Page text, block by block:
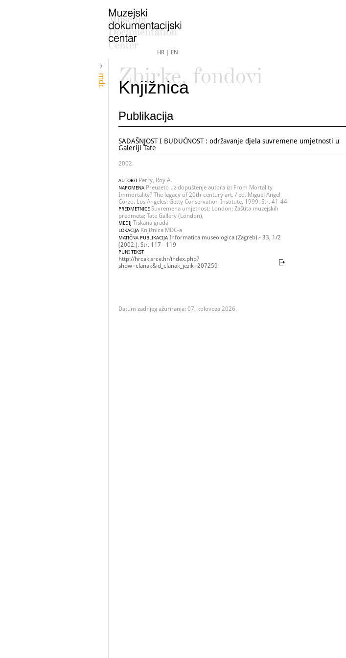
HR| EN
mdc
Zbirke, fondovi
Knjižnica
Publikacija
SADAŠNJOST I BUDUĆNOST : održavanje djela suvremene umjetnosti u
Galeriji Tate
2002.
AUTOR/I Perry, Roy A.
NAPOMENA Preuzeto uz dopuštenje autora iz: From Mortality
Immortality? The legacy of 20th-century art. / ed. Miguel Angel
Corzo. Los Angeles: Getty Conservation Institute, 1999. Str. 41-44
PREDMETNICE Suvremena umjetnost; London; Zaštita muzejskih
predmeta; Tate Gallery (London),
MEDIJ Tiskana građa
LOKACIJA Knjižnica MDC-a
MATIČNA PUBLIKACIJA Informatica museologica (Zagreb).- 33, 1/2
(2002.). Str. 117 - 119
PUNI TEKST
http://hrcak.srce.hr/index.php?
show=clanak&id_clanak_jezik=207259
Datum zadnjeg ažuriranja: 07. kolovoza 2026.